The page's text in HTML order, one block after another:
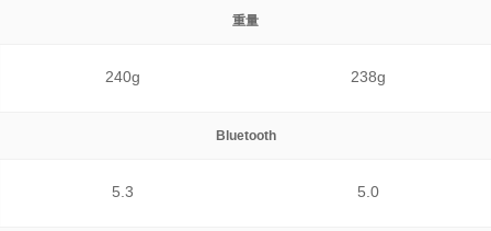
重量
240g 238g
Bluetooth
5.3 5.0